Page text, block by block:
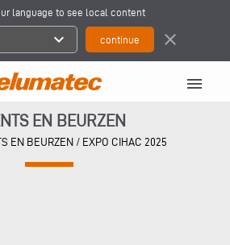
language to see local content
expand_more close
menu
EN BEURZEN
EN BEURZEN / EXPO CIHAC 2025